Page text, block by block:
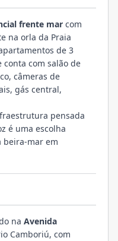
frente mar com
na orla da Praia
de 3
com salão de
câmeras de
gás central,
pensada
é uma escolha
beira-mar em
na Avenida
Camboriú, com